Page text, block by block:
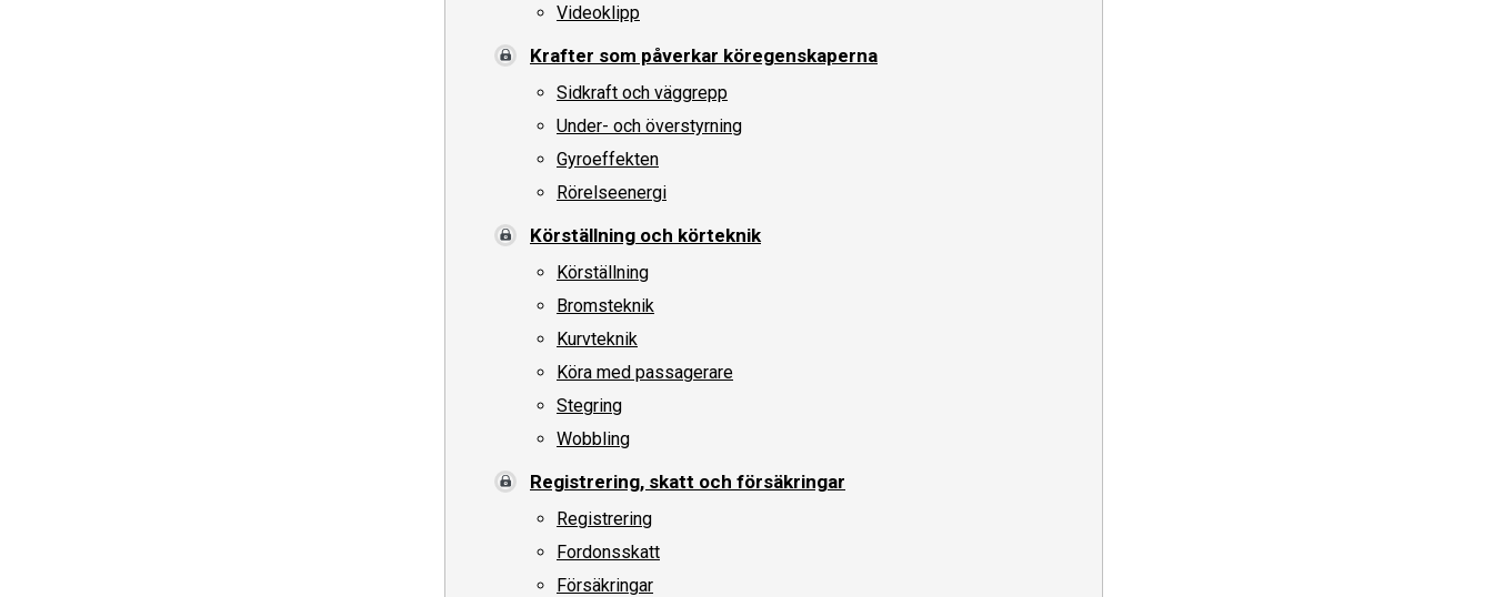
Videoklipp
Krafter som påverkar köregenskaperna
Sidkraft och väggrepp
Under- och överstyrning
Gyroeffekten
Rörelseenergi
Körställning och körteknik
Körställning
Bromsteknik
Kurvteknik
Köra med passagerare
Stegring
Wobbling
Registrering, skatt och försäkringar
Registrering
Fordonsskatt
Försäkringar